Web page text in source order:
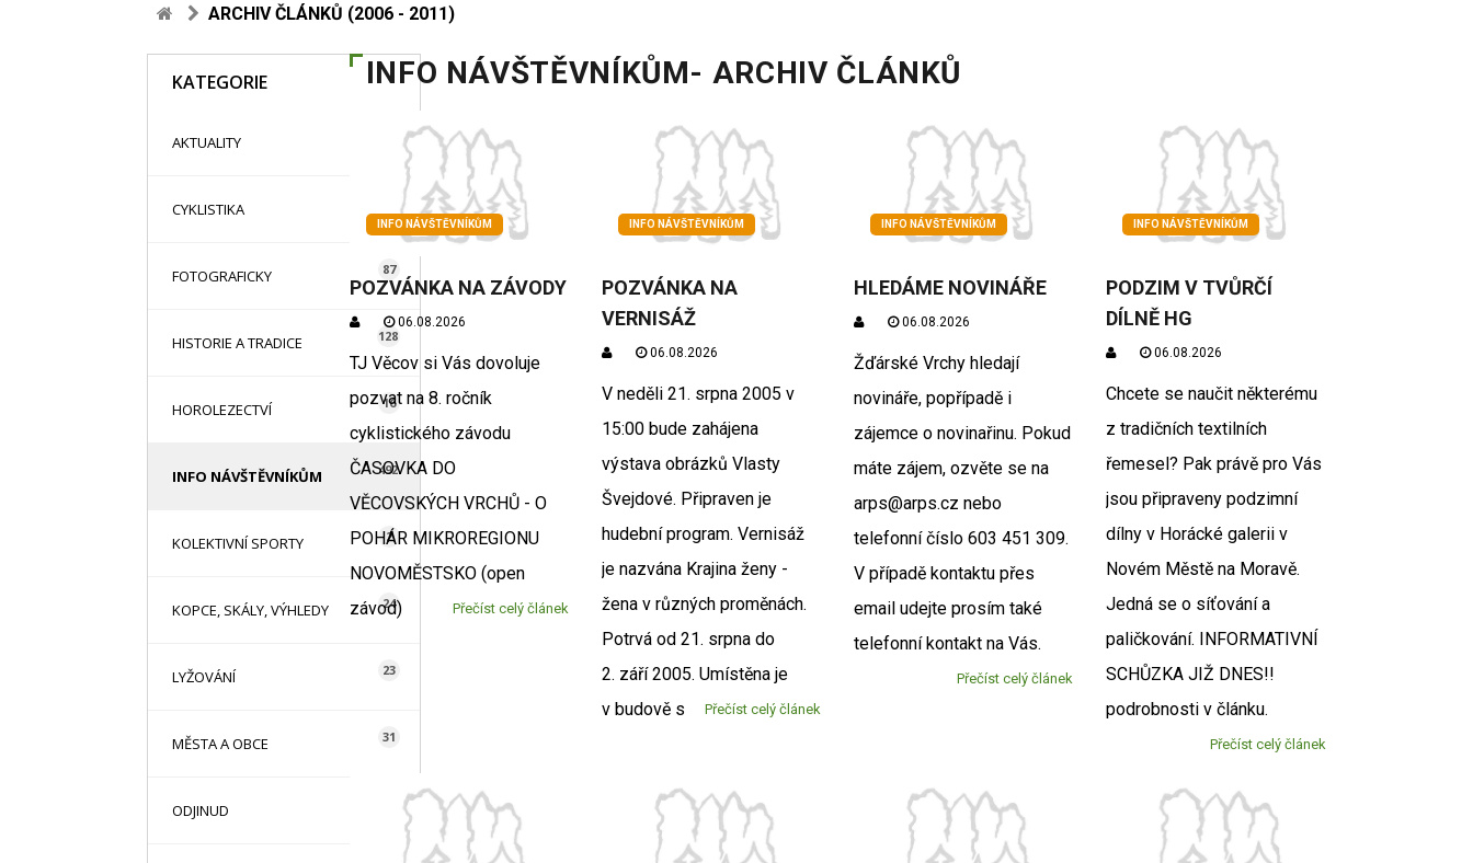
ARCHIV ČLÁNKŮ (2006 - 2011)
KATEGORIE
AKTUALITY
CYKLISTIKA
FOTOGRAFICKY 87
HISTORIE A TRADICE 128
HOROLEZECTVÍ 16
INFO NÁVŠTĚVNÍKŮM 492
KOLEKTIVNÍ SPORTY 2
KOPCE, SKÁLY, VÝHLEDY 24
LYŽOVÁNÍ 23
MĚSTA A OBCE 31
ODJINUD
INFO NÁVŠTĚVNÍKŮM- ARCHIV ČLÁNKŮ
INFO NÁVŠTĚVNÍKŮM
POZVÁNKA NA ZÁVODY
06.08.2026
TJ Věcov si Vás dovoluje
pozvat na 8. ročník
cyklistického závodu
ČASOVKA DO
VĚCOVSKÝCH VRCHŮ - O
POHÁR MIKROREGIONU
NOVOMĚSTSKO (open
závod)
Přečíst celý článek
INFO NÁVŠTĚVNÍKŮM
POZVÁNKA NA
VERNISÁŽ
06.08.2026
V neděli 21. srpna 2005 v
15:00 bude zahájena
výstava obrázků Vlasty
Švejdové. Připraven je
hudební program. Vernisáž
je nazvána Krajina ženy -
žena v různých proměnách.
Potrvá od 21. srpna do
2. září 2005. Umístěna je
v budově s
Přečíst celý článek
INFO NÁVŠTĚVNÍKŮM
HLEDÁME NOVINÁŘE
06.08.2026
Žďárské Vrchy hledají
novináře, popřípadě i
zájemce o novinařinu. Pokud
máte zájem, ozvěte se na
arps@arps.cz nebo
telefonní číslo 603 451 309.
V případě kontaktu přes
email udejte prosím také
telefonní kontakt na Vás.
Přečíst celý článek
INFO NÁVŠTĚVNÍKŮM
PODZIM V TVŮRČÍ
DÍLNĚ HG
06.08.2026
Chcete se naučit některému
z tradičních textilních
řemesel? Pak právě pro Vás
jsou připraveny podzimní
dílny v Horácké galerii v
Novém Městě na Moravě.
Jedná se o síťování a
paličkování. INFORMATIVNÍ
SCHŮZKA JIŽ DNES!!
podrobnosti v článku.
Přečíst celý článek